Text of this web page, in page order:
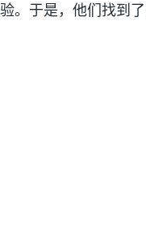
。于是，他们找到